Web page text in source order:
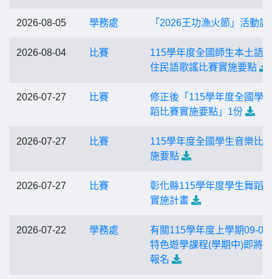
2026-08-05 學務處 「2026王功漁火節」活動訊
2026-08-04 比賽
115學年度全國師生本土語
住民語歌謠比賽實施要點
2026-07-27 比賽
修正後「115學年度全國學
蹈比賽實施要點」1份
2026-07-27 比賽
115學年度全國學生音樂比
施要點
2026-07-27 比賽
彰化縣115學年度學生舞蹈
實施計畫
2026-07-22 學務處
有關115學年度上學期09-01
特色遊學課程(學期中)即將
報名